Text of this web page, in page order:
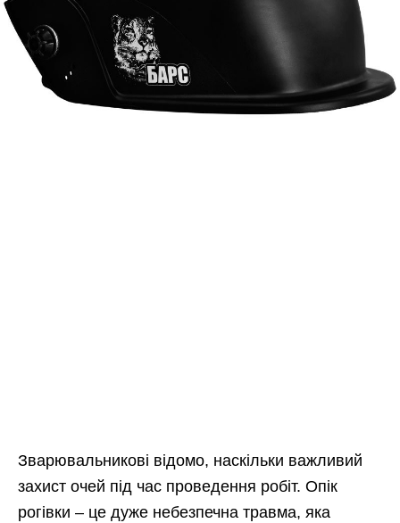
Зварювальникові відомо, наскільки важливий
захист очей під час проведення робіт. Опік
рогівки – це дуже небезпечна травма, яка